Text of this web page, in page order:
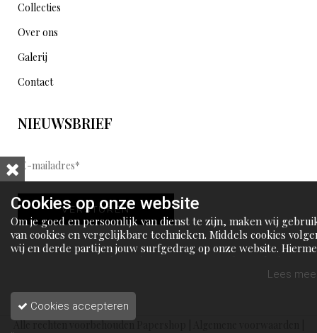
Collecties
Over ons
Galerij
Contact
NIEUWSBRIEF
E
-
m
a
i
l
d
r
VERSTUREN
Cookies op onze website
Om je goed en persoonlijk van dienst te zijn, maken wij
van cookies en vergelijkbare technieken. Middels cookies
wij en derde partijen jouw surfgedrag op onze website.
Lees
Cookies accepteren